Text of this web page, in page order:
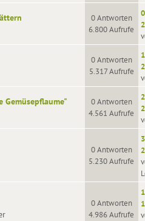
0 Antworten
6.800 Aufrufe
0 Antworten
5.317 Aufrufe
Gemüsepflaume"
0 Antworten
4.561 Aufrufe
0 Antworten
5.230 Aufrufe
0 Antworten
4.986 Aufrufe